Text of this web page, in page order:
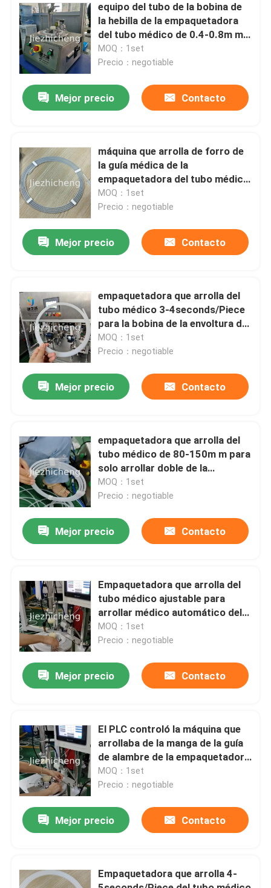
En casa
Los vídeos
Sobre nosotros
Recorrido por la fábrica
Control de calidad
Contacta con nosotros
Solicitar una cita
Equipamiento médico que hace la máquina
equipo del tubo de la bobina de
la hebilla de la empaquetadora
del tubo médico de 0.4-0.8m m
que arrolla
MOQ：1set
Precio：negotiable
Mejor precio Contacto
máquina que arrolla de forro de
la guía médica de la
empaquetadora del tubo médico
de 0.4m m que arrolla
MOQ：1set
Precio：negotiable
Mejor precio Contacto
empaquetadora que arrolla del
tubo médico 3-4seconds/Piece
para la bobina de la envoltura del
alambre de guía
MOQ：1set
Precio：negotiable
Mejor precio Contacto
empaquetadora que arrolla del
tubo médico de 80-150m m para
solo arrollar doble de la
manguera
MOQ：1set
Precio：negotiable
Mejor precio Contacto
Empaquetadora que arrolla del
tubo médico ajustable para
arrollar médico automático del
tubo
MOQ：1set
Precio：negotiable
Mejor precio Contacto
El PLC controló la máquina que
arrollaba de la manga de la guía
de alambre de la empaquetadora
del tubo que arrollaba médico
MOQ：1set
Precio：negotiable
Mejor precio Contacto
Empaquetadora que arrolla 4-